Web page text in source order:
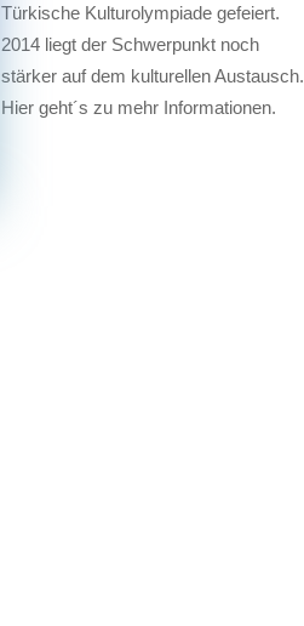
Türkische Kulturolympiade gefeiert.
2014 liegt der Schwerpunkt noch
stärker auf dem kulturellen Austausch.
Hier geht´s zu mehr Informationen.